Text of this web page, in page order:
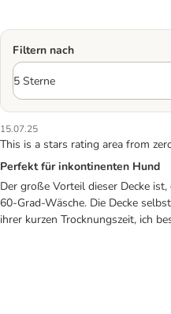
Filtern nach
15.07.25
This is a stars rating area from
Perfekt für inkontinenten Hund
Der große Vorteil dieser Decke
60-Grad-Wäsche. Die Decke
ihrer kurzen Trocknungszeit, ich